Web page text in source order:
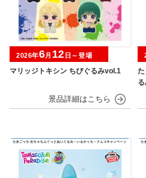
マリッジトキシン ちびぐるみvol.1
2026年6月 12 日～登場